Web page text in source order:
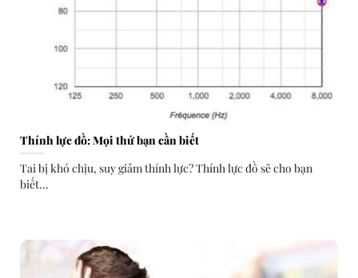
Thính lực đồ: Mọi thứ bạn cần biết
Tai bị khó chịu, suy giảm thính lực? Thính lực đồ sẽ cho bạn
biết...